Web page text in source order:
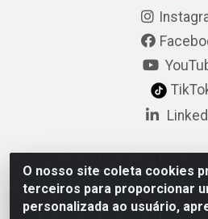
O nosso site coleta cookies
terceiros para proporcionar
personalizada ao usuário,
Pulsar Tecnologia Industria e
Lagrange, 132 - Socorro, São
050 - CNPJ